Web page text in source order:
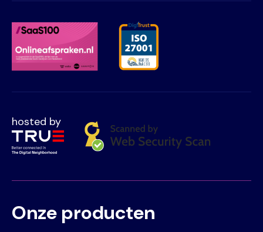
hosted by
Voet
Primair
Onze producten